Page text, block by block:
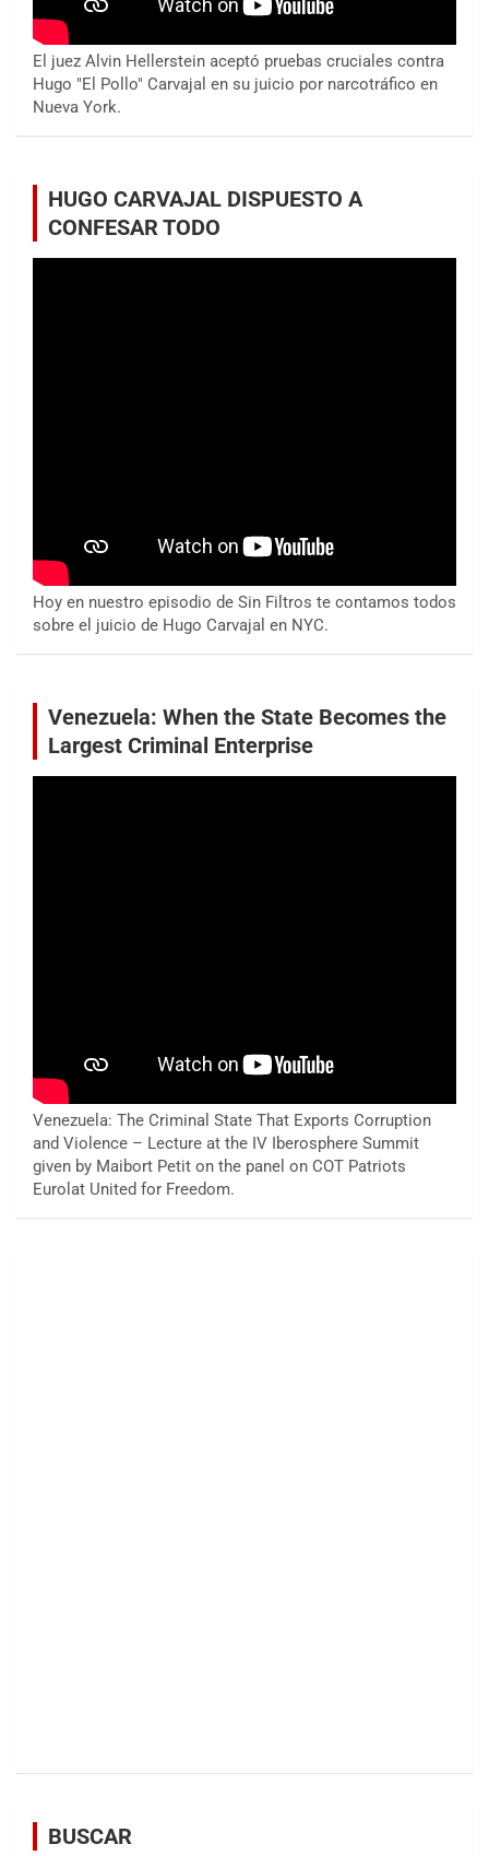
El juez Alvin Hellerstein aceptó pruebas cruciales contra
Hugo "El Pollo" Carvajal en su juicio por narcotráfico en
Nueva York.
HUGO CARVAJAL DISPUESTO A
CONFESAR TODO
Hoy en nuestro episodio de Sin Filtros te contamos todos
sobre el juicio de Hugo Carvajal en NYC.
Venezuela: When the State Becomes the
Largest Criminal Enterprise
Venezuela: The Criminal State That Exports Corruption
and Violence – Lecture at the IV Iberosphere Summit
given by Maibort Petit on the panel on COT Patriots
Eurolat United for Freedom.
BUSCAR